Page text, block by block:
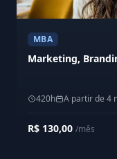
MBA
Marketing,
420h A partir de 4
R$ 130,00 /mês